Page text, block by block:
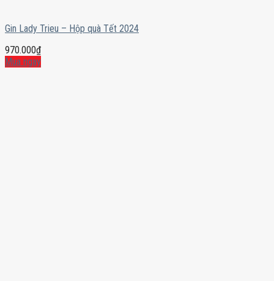
Gin Lady Trieu – Hộp quà Tết 2024
970.000₫
Mua ngay